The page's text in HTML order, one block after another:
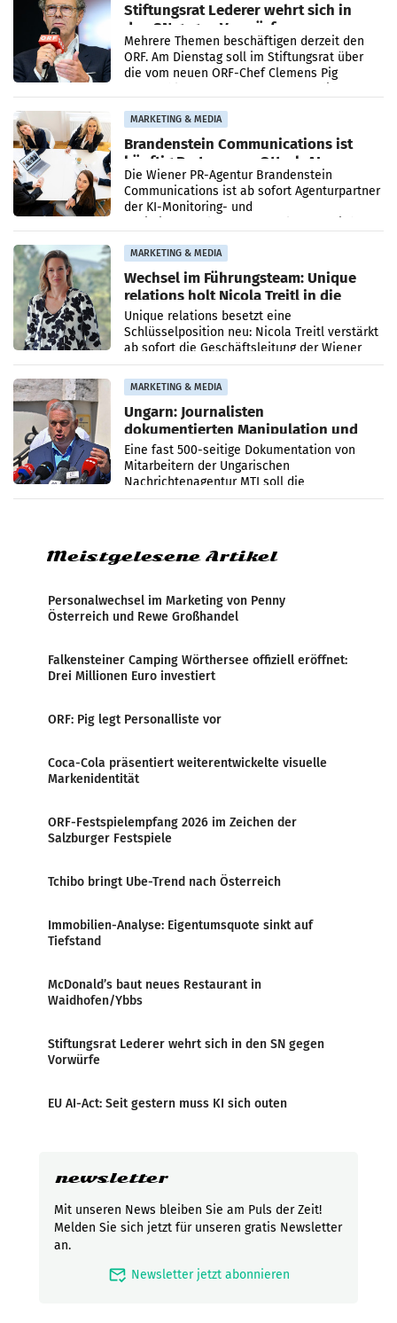
Stiftungsrat Lederer wehrt sich in
den SN gegen Vorwürfe
Mehrere Themen beschäftigen derzeit den
ORF. Am Dienstag soll im Stiftungsrat über
die vom neuen ORF-Chef Clemens Pig
MARKETING & MEDIA
Brandenstein Communications ist
künftig Partner von OtterlyAI
Die Wiener PR-Agentur Brandenstein
Communications ist ab sofort Agenturpartner
der KI-Monitoring- und
MARKETING & MEDIA
Wechsel im Führungsteam: Unique
relations holt Nicola Treitl in die
Geschäftsleitung
Unique relations besetzt eine
Schlüsselposition neu: Nicola Treitl verstärkt
ab sofort die Geschäftsleitung der Wiener
PR-Agentur an der Seite von Josef Kalina und
Anna Kalina-Mahr.
MARKETING & MEDIA
Ungarn: Journalisten
dokumentierten Manipulation und
Zensur
Eine fast 500-seitige Dokumentation von
Mitarbeitern der Ungarischen
Nachrichtenagentur MTI soll die
systematische Nachrichten-Manipulation und
Meistgelesene Artikel
Personalwechsel im Marketing von Penny
Österreich und Rewe Großhandel
Falkensteiner Camping Wörthersee offiziell eröffnet:
Drei Millionen Euro investiert
ORF: Pig legt Personalliste vor
Coca-Cola präsentiert weiterentwickelte visuelle
Markenidentität
ORF-Festspielempfang 2026 im Zeichen der
Salzburger Festspiele
Tchibo bringt Ube-Trend nach Österreich
Immobilien-Analyse: Eigentumsquote sinkt auf
Tiefstand
McDonald’s baut neues Restaurant in
Waidhofen/Ybbs
Stiftungsrat Lederer wehrt sich in den SN gegen
Vorwürfe
EU AI-Act: Seit gestern muss KI sich outen
newsletter
Mit unseren News bleiben Sie am Puls der Zeit!
Melden Sie sich jetzt für unseren gratis Newsletter
an.
mark_email_read Newsletter jetzt abonnieren